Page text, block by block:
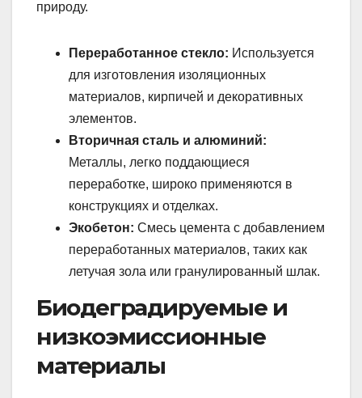
природу.
Переработанное стекло: Используется
для изготовления изоляционных
материалов, кирпичей и декоративных
элементов.
Вторичная сталь и алюминий:
Металлы, легко поддающиеся
переработке, широко применяются в
конструкциях и отделках.
Экобетон: Смесь цемента с добавлением
переработанных материалов, таких как
летучая зола или гранулированный шлак.
Биодеградируемые и
низкоэмиссионные
материалы